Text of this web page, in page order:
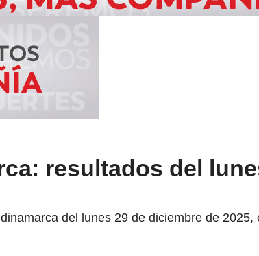
resultados del
del lunes 29 de diciembre de 2025,